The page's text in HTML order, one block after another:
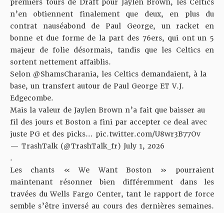
premiers tours de Draft pour Jaylen Brown, les Celtics
n’en obtiennent finalement que deux, en plus du
contrat nauséabond de Paul George, un racket en
bonne et due forme de la part des 76ers, qui ont un 5
majeur de folie désormais, tandis que les Celtics en
sortent nettement affaiblis.
Selon @ShamsCharania, les Celtics demandaient, à la
base, un transfert autour de Paul George ET V.J.
Edgecombe.
Mais la valeur de Jaylen Brown n’a fait que baisser au
fil des jours et Boston a fini par accepter ce deal avec
juste PG et des picks… pic.twitter.com/U8wr3B77Ov
— TrashTalk (@TrashTalk_fr) July 1, 2026
.
Les chants « We Want Boston » pourraient
maintenant résonner bien différemment dans les
travées du Wells Fargo Center, tant le rapport de force
semble s’être inversé au cours des dernières semaines.